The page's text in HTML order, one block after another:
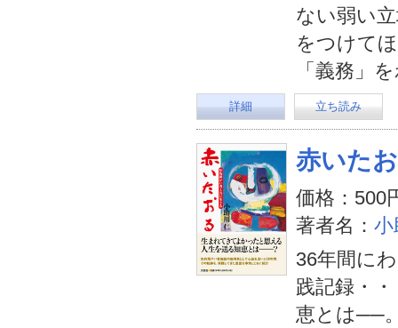
ない弱い
をつけて
「義務」
詳細 立ち読み
赤いた
価格：500
著者名： 小
36年間に
践記録・
恵とは──